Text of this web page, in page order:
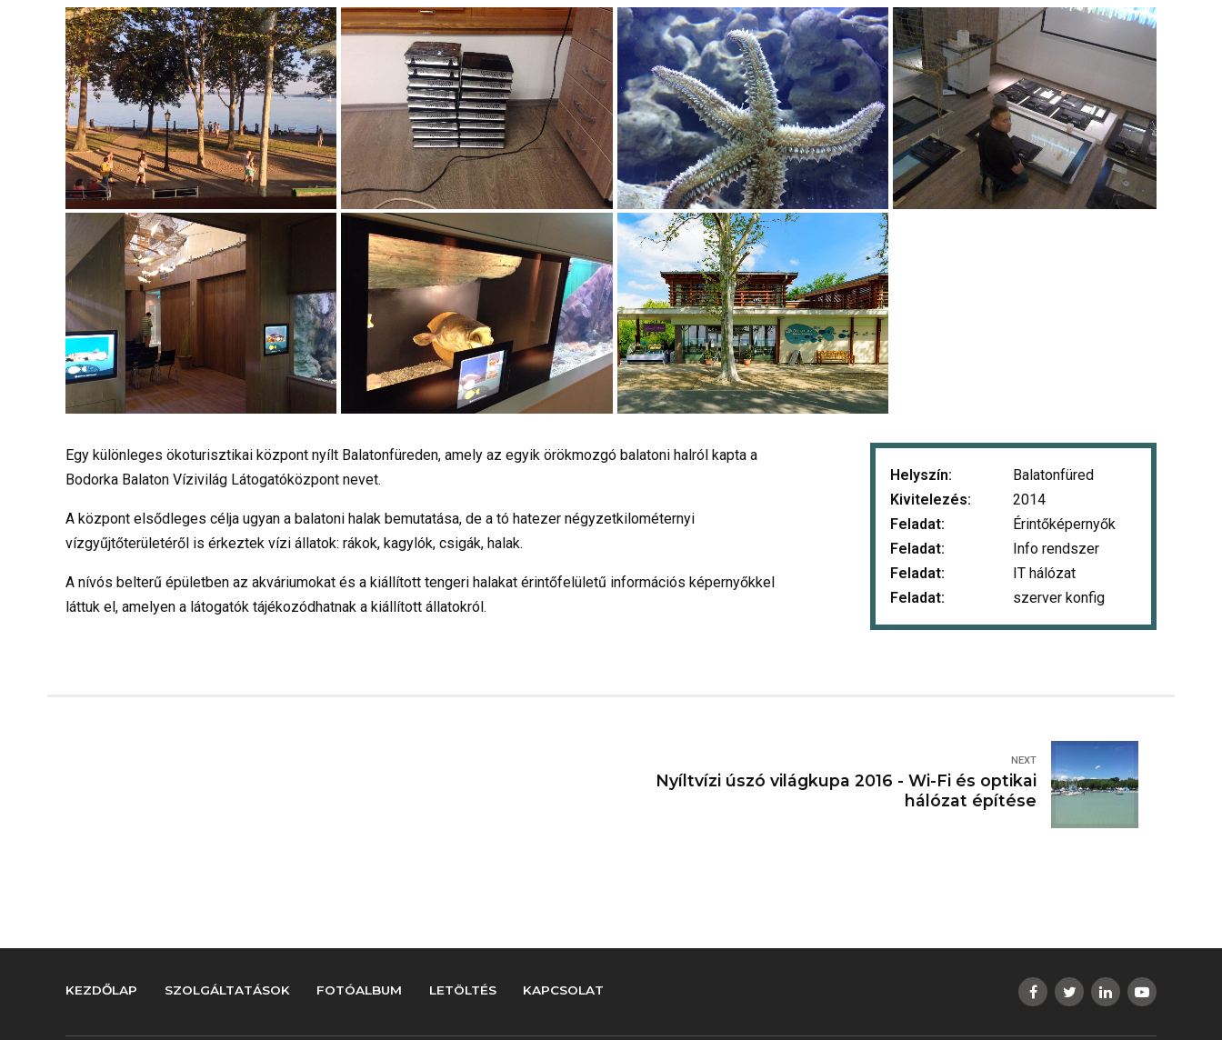
Egy különleges ökoturisztikai központ nyílt Balatonfüreden, amely az egyik örökmozgó balatoni halról kapta a
Bodorka Balaton Vízivilág Látogatóközpont nevet.
A központ elsődleges célja ugyan a balatoni halak bemutatása, de a tó hatezer négyzetkilométernyi
vízgyűjtőterületéről is érkeztek vízi állatok: rákok, kagylók, csigák, halak.
A nívós belterű épületben az akváriumokat és a kiállított tengeri halakat érintőfelületű információs képernyőkkel
láttuk el, amelyen a látogatók tájékozódhatnak a kiállított állatokról.
Helyszín:
Balatonfüred
Kivitelezés:
2014
Feladat:
Érintőképernyők
Feladat:
Info rendszer
Feladat:
IT hálózat
Feladat:
szerver konfig
NEXT
Nyíltvízi úszó világkupa 2016 - Wi-Fi és optikai
hálózat építése
KEZDŐLAP SZOLGÁLTATÁSOK FOTÓALBUM LETÖLTÉS KAPCSOLAT